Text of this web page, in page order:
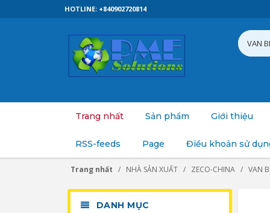
HOTLINE: +840902720814
Trang nhất Sản phẩm Giới thiệu
RSS-feeds Page Điều khoản sử
Trang nhất NHÀ SẢN XUẤT ZECO-CHINA VAN
DANH MỤC